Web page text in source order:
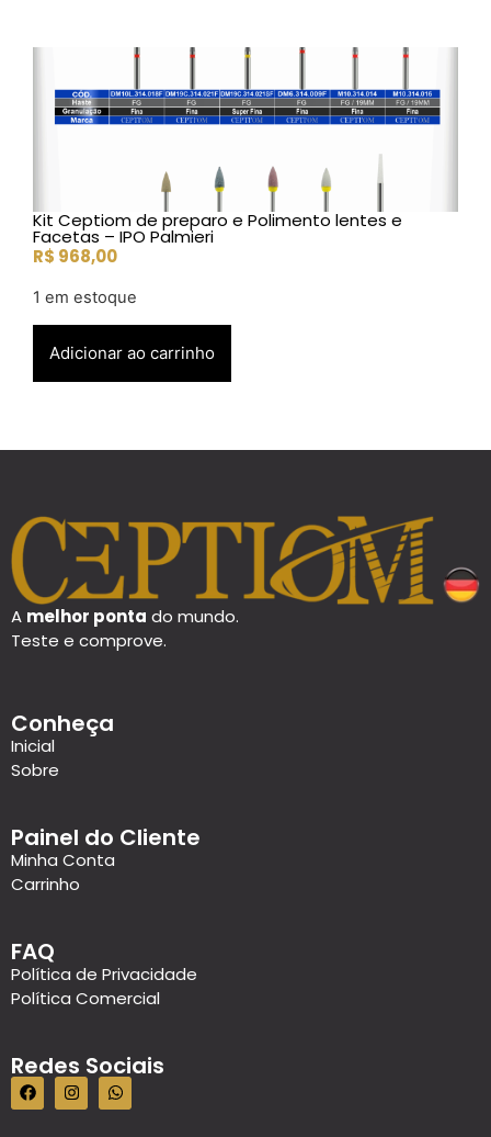
Kit Ceptiom de preparo e Polimento lentes e
Facetas – IPO Palmieri
R$ 968,00
1 em estoque
Adicionar ao carrinho
A melhor ponta do mundo.
Teste e comprove.
Conheça
Inicial
Sobre
Painel do Cliente
Minha Conta
Carrinho
FAQ
Política de Privacidade
Política Comercial
Redes Sociais